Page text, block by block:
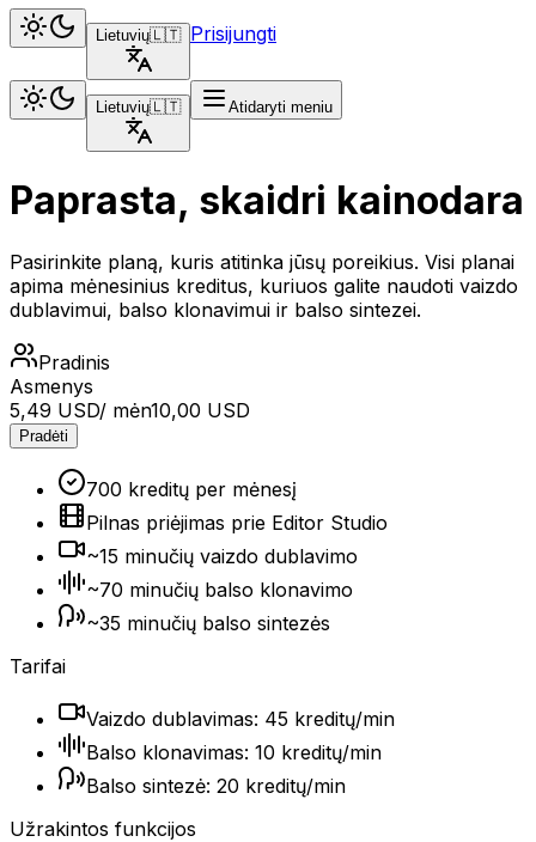
Lietuvių🇱🇹 Prisijungti
Lietuvių🇱🇹 Atidaryti meniu
Paprasta, skaidri kainodara
Pasirinkite planą, kuris atitinka jūsų poreikius. Visi planai
apima mėnesinius kreditus, kuriuos galite naudoti vaizdo
dublavimui, balso klonavimui ir balso sintezei.
Pradinis
Asmenys
5,49 USD/ mėn10,00 USD
Pradėti
700 kreditų per mėnesį
Pilnas priėjimas prie Editor Studio
~15 minučių vaizdo dublavimo
~70 minučių balso klonavimo
~35 minučių balso sintezės
Tarifai
Vaizdo dublavimas: 45 kreditų/min
Balso klonavimas: 10 kreditų/min
Balso sintezė: 20 kreditų/min
Užrakintos funkcijos